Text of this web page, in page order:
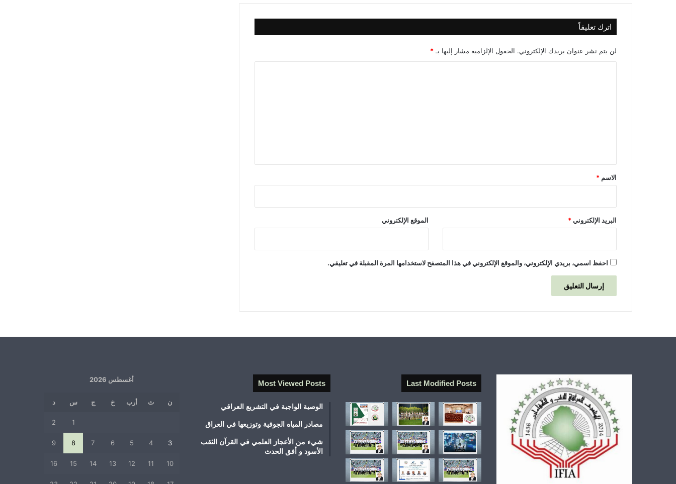
ا
ز
اترك تعليقاً
لن يتم نشر عنوان بريدك الإلكتروني. الحقول الإلزامية مشار إليها بـ *
*
الاسم *
البريد الإلكتروني* الموقع الإلكتروني
احفظ اسمي، بريدي الإلكتروني، والموقع الإلكتروني في هذا المتصفح لاستخدامها المرة المقبلة في تعليقي.
Last Modified Posts
Most Viewed Posts
الوصية الواجبة في التشريع العراقي
مصادر المياه الجوفية وتوزيعها في العراق
شيء من الأعجاز العلمي في القرآن الثقب
الأسود و أفق الحدث
أغسطس 2026
ن ث أرب خ ج س د
1
2
3
4
5
6
7
8
9
10
11
12
13
14
15
16